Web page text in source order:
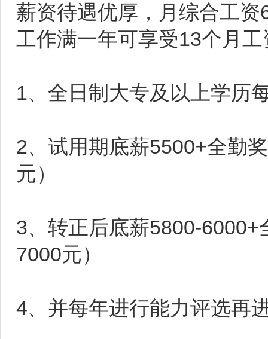
薪资待遇优厚，月综合工
工作满一年可享受13个月
1、全日制大专及以上学历
2、试用期底薪5500+全勤
元）
3、转正后底薪5800-
7000元）
4、并每年进行能力评选再